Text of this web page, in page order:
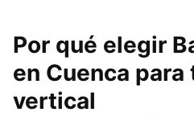
Por qué elegir
en Cuenca para
vertical